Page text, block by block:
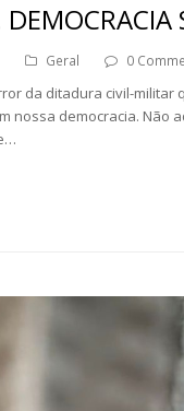
Geral 0
da ditadura civil-
nossa democracia. Não